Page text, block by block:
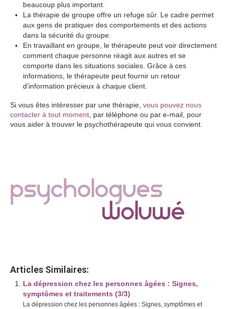
beaucoup plus important.
La thérapie de groupe offre un refuge sûr. Le cadre permet
aux gens de pratiquer des comportements et des actions
dans la sécurité du groupe.
En travaillant en groupe, le thérapeute peut voir directement
comment chaque personne réagit aux autres et se
comporte dans les situations sociales. Grâce à ces
informations, le thérapeute peut fournir un retour
d’information précieux à chaque client.
Si vous êtes intéresser par une thérapie, vous pouvez nous
contacter à tout moment , par téléphone ou par e-mail, pour
vous aider à trouver le psychothérapeute qui vous convient.
Articles Similaires:
La dépression chez les personnes âgées : Signes,
symptômes et traitements (3/3)
La dépression chez les personnes âgées : Signes, symptômes et